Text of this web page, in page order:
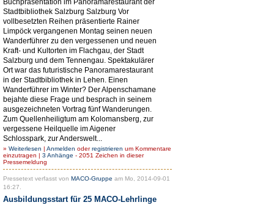
Stadtbibliothek Salzburg Salzburg Vor
vollbesetzten Reihen präsentierte Rainer
Limpöck vergangenen Montag seinen neuen
Wanderführer zu den vergessenen und neuen
Kraft- und Kultorten im Flachgau, der Stadt
Salzburg und dem Tennengau. Spektakulärer
Ort war das futuristische Panoramarestaurant
in der Stadtbibliothek in Lehen. Einen
Wanderführer im Winter? Der Alpenschamane
bejahte diese Frage und besprach in seinem
ausgezeichneten Vortrag fünf Wanderungen.
Zum Quellenheiligtum am Kolomansberg, zur
vergessene Heilquelle im Aigener
Schlosspark, zur Anderswelt...
» Weiterlesen | Anmelden oderregistrieren um Kommentare
einzutragen | 3 Anhänge - 2051 Zeichen in dieser
Pressemeldung
Pressetext verfasst von MACO-Gruppe am Mo, 2014-09-01
16:27.
Ausbildungsstart für 25 MACO-Lehrlinge